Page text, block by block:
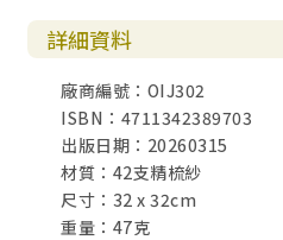
詳細資料
廠商編號：OIJ302
ISBN：4711342389703
出版日期：20260315
材質：42支精梳紗
尺寸：32 x 32cm
重量：47克